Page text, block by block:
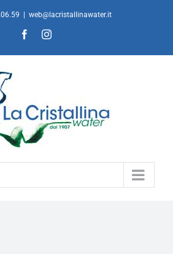
web@lacristallinawater.it
FacebookInstagram